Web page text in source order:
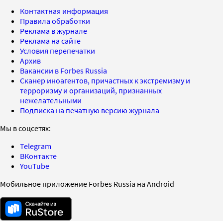
Контактная информация
Правила обработки
Реклама в журнале
Реклама на сайте
Условия перепечатки
Архив
Вакансии в Forbes Russia
Сканер иноагентов, причастных к экстремизму и
терроризму и организаций, признанных
нежелательными
Подписка на печатную версию журнала
Мы в соцсетях:
Telegram
ВКонтакте
YouTube
Мобильное приложение Forbes Russia на Android